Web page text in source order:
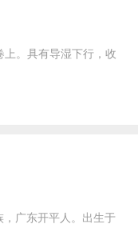
。具有导湿下行，收
广东开平人。出生于